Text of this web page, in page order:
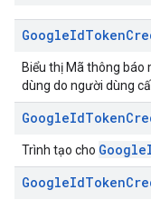
GoogleIdToken
Biểu thị Mã thông báo
dùng do người dùng
GoogleIdToken
Trình tạo cho
GoogleIdToken